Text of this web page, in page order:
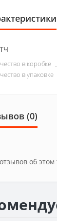
в коробке
в упаковке
(0)
об этом